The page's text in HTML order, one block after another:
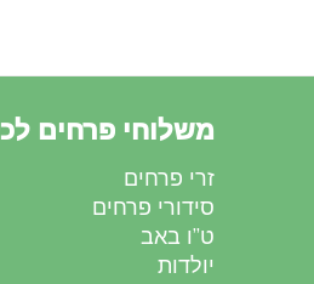
משלוחי פרחים
זרי פרחים
סידורי פרחים
ט”ו באב
יולדות